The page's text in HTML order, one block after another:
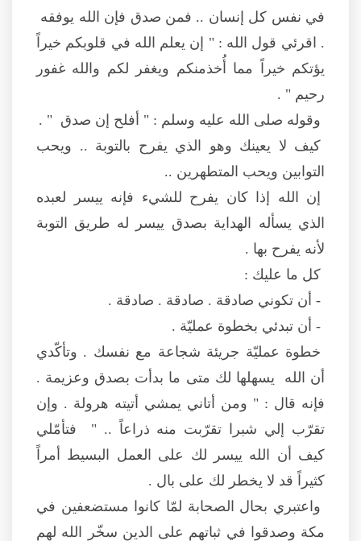
في نفس كل إنسان .. فمن صدق فإن الله يوفقه
. اقرئي قول الله : " إن يعلم الله في قلوبكم خيراً
يؤتكم خيراً مما أُخذمنكم ويغفر لكم والله غفور
رحيم " .
وقوله صلى الله عليه وسلم : " أفلح إن صدق " .
كيف لا يعينك وهو الذي يفرح بالتوبة .. ويحب
التوابين ويحب المتطهرين ..
إن الله إذا كان يفرح للشيء فإنه ييسر لعبده
الذي يسأله الهداية بصدق ييسر له طريق التوبة
لأنه يفرح بها .
كل ما عليك :
- أن تكوني صادقة . صادقة . صادقة .
- أن تبدئي بخطوة عمليّة .
خطوة عمليّة جريئة شجاعة مع نفسك . وتأكّدي
أن الله يسهلها لك متى ما بدأت بصدق وعزيمة .
فإنه قال : " ومن أتاني يمشي أتيته هرولة . وإن
تقرّب إلي شبرا تقرّبت منه ذراعاً .. " فتأمّلي
كيف أن الله ييسر لك على العمل البسيط أمراً
كثيراً قد لا يخطر لك على بال .
واعتبري بحال الصحابة لمّا كانوا مستضعفين في
مكة وصدقوا في ثباتهم على الدين سخّر الله لهم